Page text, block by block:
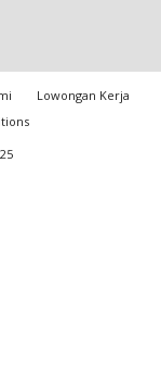
Lowongan Kerja